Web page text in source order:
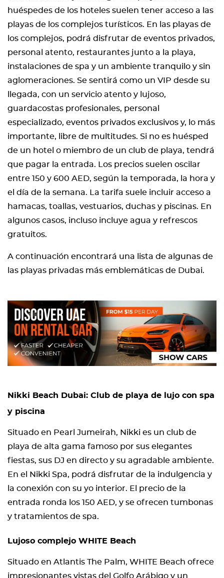
huéspedes de los hoteles suelen tener acceso a las
playas de los complejos turísticos. En las playas de
los complejos, podrá disfrutar de eventos privados,
personal atento, restaurantes junto a la playa,
instalaciones de spa y un ambiente tranquilo y sin
aglomeraciones. Se sentirá como un VIP desde su
llegada, con un servicio atento y lujoso,
guardacostas profesionales, personal
especializado, eventos privados exclusivos y, lo más
importante, libre de multitudes. Si no es huésped
de un hotel o miembro de un club de playa, tendrá
que pagar la entrada. Los precios suelen oscilar
entre 150 y 600 AED, según la temporada, la hora y
el día de la semana. La tarifa suele incluir acceso a
hamacas, toallas, vestuarios, duchas y piscinas. En
algunos casos, incluso incluye agua y refrescos
gratuitos.
A continuación encontrará una lista de algunas de
las playas privadas más emblemáticas de Dubai.
Nikki Beach Dubai: Club de playa de lujo con spa
y piscina
Situado en Pearl Jumeirah, Nikki es un club de
playa de alta gama famoso por sus elegantes
fiestas, sus DJ en directo y su agradable ambiente.
En el Nikki Spa, podrá disfrutar de la indulgencia y
la conexión con su yo interior. El precio de la
entrada ronda los 150 AED, y se ofrecen tumbonas
y tratamientos de spa.
Lujoso complejo WHITE Beach
Situado en Atlantis The Palm, WHITE Beach ofrece
impresionantes vistas del Golfo Arábigo y un